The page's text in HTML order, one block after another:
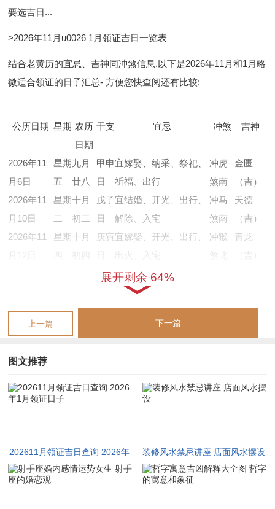
要选吉日...
>2026年11月u0026 1月领证吉日一览表
结合老黄历的宜忌、吉神同冲煞信息,以下是2026年11月和1月略
微适合领证的日子汇总- 方便您快查阅还有比较:
公历日期 星期 农历
日期
干支 宜忌 冲煞 吉神
2026年11
月6日
星期
五
九月
廿八
甲申
日
宜嫁娶、纳采、祭祀、
祈福、出行
冲虎
煞南
金匮
（吉）
2026年11
月10日
星期
二
十月
初二
戊子
日
宜结婚、开光、出行、
解除、入宅
冲马
煞南
天德
（吉）
2026年11
月12日
星期
四
十月
初四
庚寅宜嫁娶、开光、出行、
出火、入宅
冲猴
煞北
青龙
（吉）
辛卯宜结婚、祭祀、祈福、
求嗣、开光
2026年11
月16日
星期十月 甲午宜纳采、订婚、嫁娶、
祭祀、祈福
冲鼠
司命
5日
2026年1月
10日
星期
六
冬月 甲申宜结婚、开市、交易、
立券、入宅
冲虎
金匮
2026年1月
19日
星期
一
腊月
初一
癸巳
日
宜嫁娶、祭祀、开光、
拆卸、入宅
冲猪
煞东
明堂
（吉）
展开剩余 64%
上一篇 下一篇
图文推荐
202611月领证吉日查询 2026年
1月领证日子
装修风水禁忌讲座 店面风水摆设